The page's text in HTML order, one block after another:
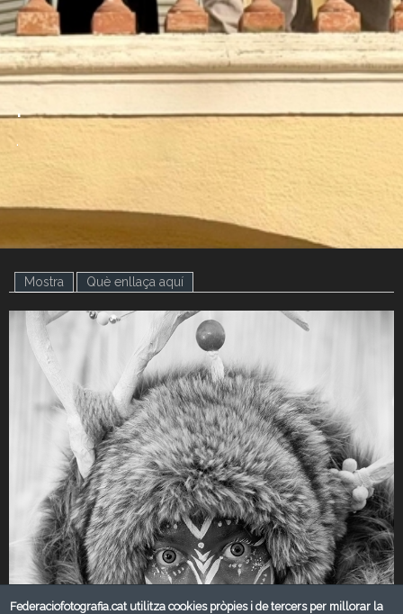
.
.
Mostra (pestanya activa)
Què enllaça aquí
Federaciofotografia.cat utilitza cookies pròpies i de tercers per millorar la